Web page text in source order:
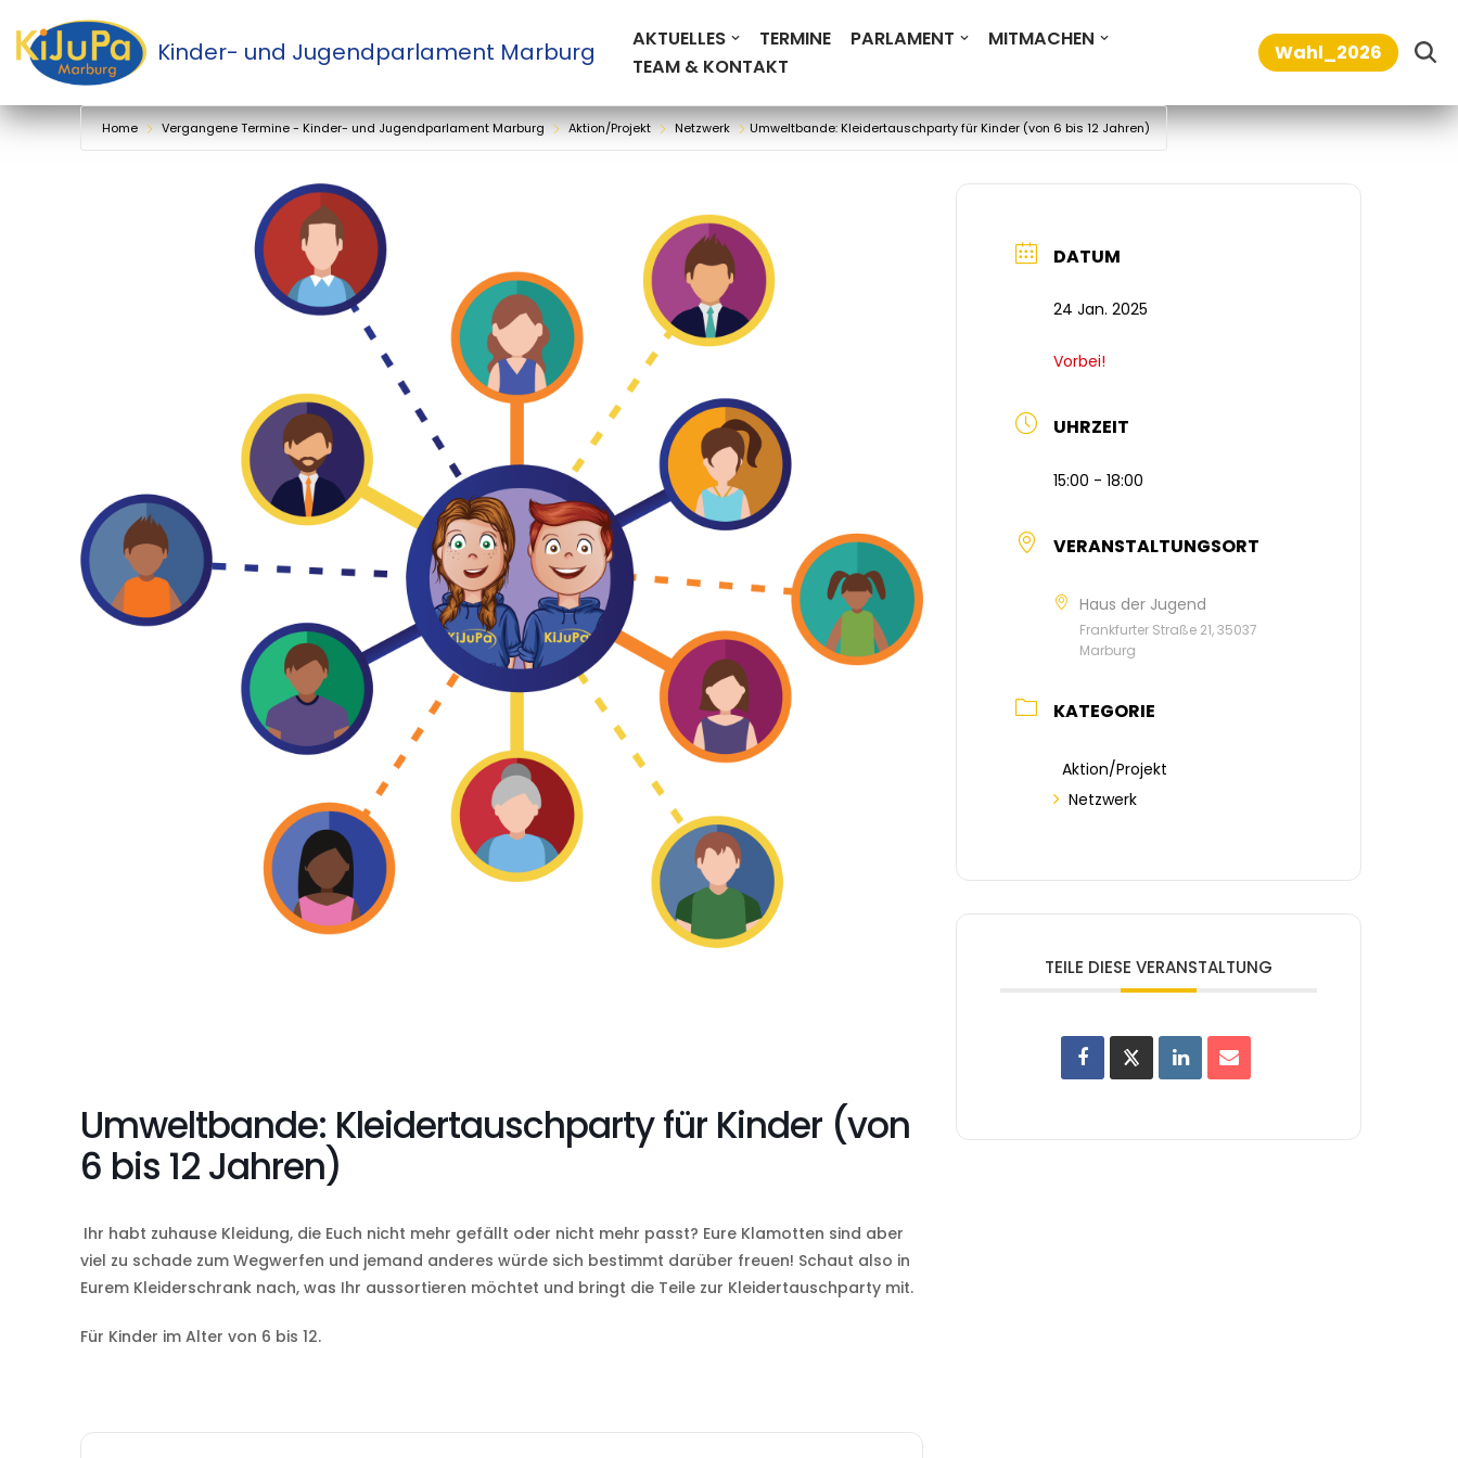
Zum
Inhalt
springen
Kinder- und Jugendparlament Marburg AKTUELLES TERMINE PARLAMENT
MITMACHEN
TEAM & KONTAKT
Wahl_2026
Home Vergangene Termine - Kinder- und Jugendparlament Marburg Aktion/Projekt Netzwerk Umweltbande: Kleidertauschparty für Kinder (von 6 bis 12 Jahren)
Umweltbande: Kleidertauschparty für Kinder (von
6 bis 12 Jahren)
Ihr habt zuhause Kleidung, die Euch nicht mehr gefällt oder nicht mehr passt? Eure Klamotten sind aber
viel zu schade zum Wegwerfen und jemand anderes würde sich bestimmt darüber freuen! Schaut also in
Eurem Kleiderschrank nach, was Ihr aussortieren möchtet und bringt die Teile zur Kleidertauschparty mit.
Für Kinder im Alter von 6 bis 12.
DATUM
24 Jan. 2025
Vorbei!
UHRZEIT
15:00 - 18:00
VERANSTALTUNGSORT
Haus der Jugend
Frankfurter Straße 21, 35037
Marburg
KATEGORIE
Aktion/Projekt
Netzwerk
TEILE DIESE VERANSTALTUNG